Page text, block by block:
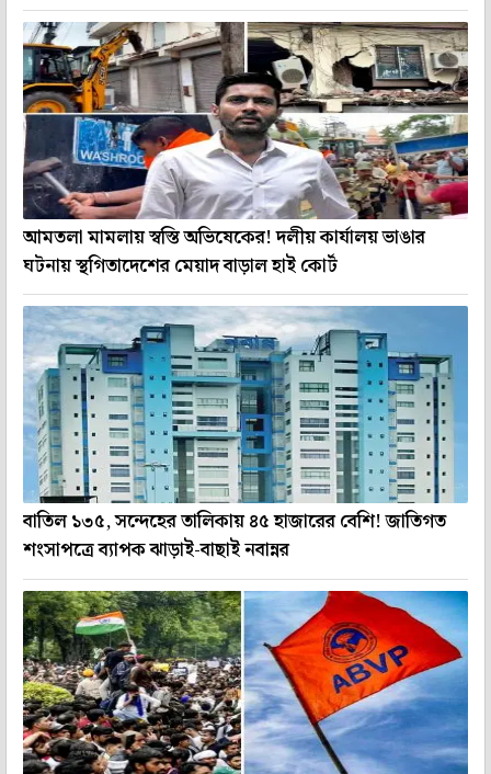
আমতলা মামলায় স্বস্তি অভিষেকের! দলীয় কার্যালয় ভাঙার
ঘটনায় স্থগিতাদেশের মেয়াদ বাড়াল হাই কোর্ট
বাতিল ১৩৫, সন্দেহের তালিকায় ৪৫ হাজারের বেশি! জাতিগত
শংসাপত্রে ব্যাপক ঝাড়াই-বাছাই নবান্নর